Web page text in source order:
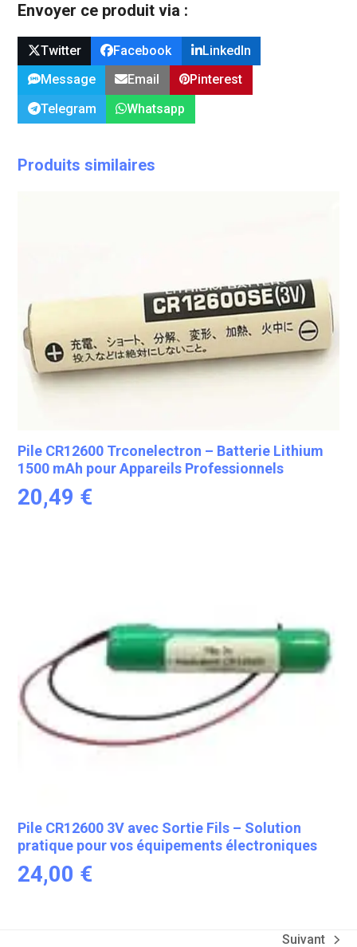
Envoyer ce produit via :
Twitter Facebook
LinkedIn
Message
Email
Pinterest
Telegram
Whatsapp
Produits similaires
Pile CR12600 Trconelectron – Batterie Lithium
1500 mAh pour Appareils Professionnels
20,49 €
Pile CR12600 3V avec Sortie Fils – Solution
pratique pour vos équipements électroniques
24,00 €
Suivant